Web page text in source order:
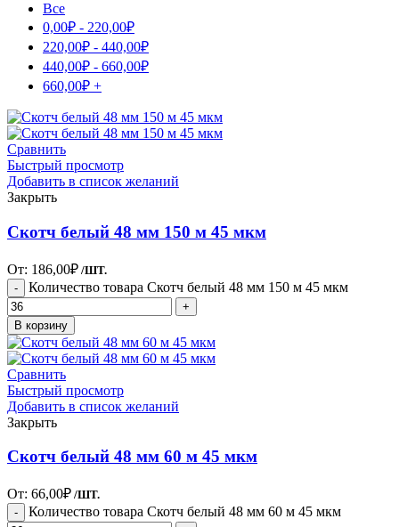
Все
0,00₽ - 220,00₽
220,00₽ - 440,00₽
440,00₽ - 660,00₽
660,00₽ +
Сравнить
Быстрый просмотр
Добавить в список желаний
Закрыть
Скотч белый 48 мм 150 м 45 мкм
От: 186,00₽ /ШТ.
Количество товара Скотч белый 48 мм 150 м 45 мкм
В корзину
Сравнить
Быстрый просмотр
Добавить в список желаний
Закрыть
Скотч белый 48 мм 60 м 45 мкм
От: 66,00₽ /ШТ.
Количество товара Скотч белый 48 мм 60 м 45 мкм